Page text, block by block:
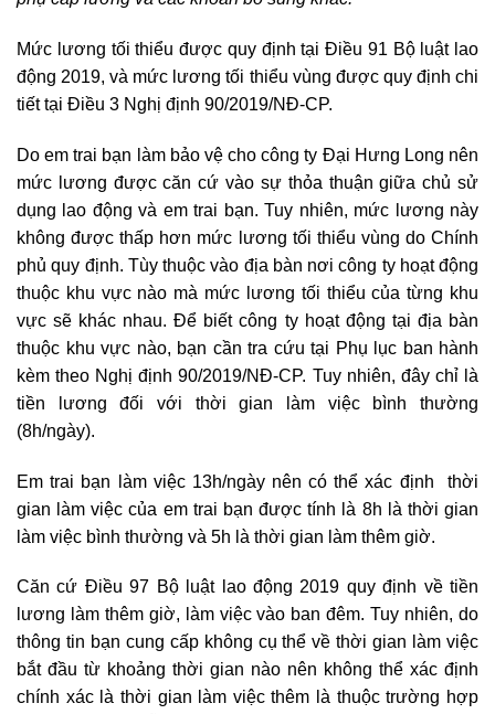
Mức lương tối thiểu được quy định tại Điều 91 Bộ luật lao
động 2019, và mức lương tối thiểu vùng được quy định chi
tiết tại Điều 3 Nghị định 90/2019/NĐ-CP.
Do em trai bạn làm bảo vệ cho công ty Đại Hưng Long nên
mức lương được căn cứ vào sự thỏa thuận giữa chủ sử
dụng lao động và em trai bạn. Tuy nhiên, mức lương này
không được thấp hơn mức lương tối thiểu vùng do Chính
phủ quy định. Tùy thuộc vào địa bàn nơi công ty hoạt động
thuộc khu vực nào mà mức lương tối thiểu của từng khu
vực sẽ khác nhau. Để biết công ty hoạt động tại địa bàn
thuộc khu vực nào, bạn cần tra cứu tại Phụ lục ban hành
kèm theo Nghị định 90/2019/NĐ-CP. Tuy nhiên, đây chỉ là
tiền lương đối với thời gian làm việc bình thường
(8h/ngày).
Em trai bạn làm việc 13h/ngày nên có thể xác định thời
gian làm việc của em trai bạn được tính là 8h là thời gian
làm việc bình thường và 5h là thời gian làm thêm giờ.
Căn cứ Điều 97 Bộ luật lao động 2019 quy định về tiền
lương làm thêm giờ, làm việc vào ban đêm. Tuy nhiên, do
thông tin bạn cung cấp không cụ thể về thời gian làm việc
bắt đầu từ khoảng thời gian nào nên không thể xác định
chính xác là thời gian làm việc thêm là thuộc trường hợp